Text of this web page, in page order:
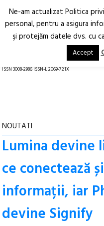
Arhitectură.
Oraș.
ISSN 3008-2986 ISSN-L 2069-721X
NOUTATI
Lumina devine
ce conectează
informații, iar
devine Signify
Ne-am actualizat Politica
personal, pentru a asigura
şi protejăm datele dvs. cu
Accept